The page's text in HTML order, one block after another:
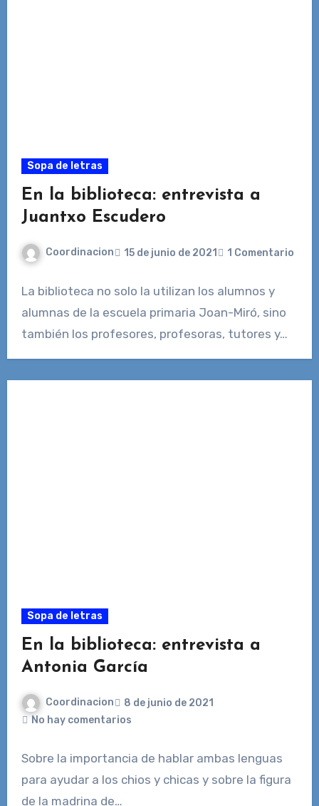
Sopa de letras
En la biblioteca: entrevista a
Juantxo Escudero
Coordinacion 15 de junio de 2021 1 Comentario
La biblioteca no solo la utilizan los alumnos y
alumnas de la escuela primaria Joan-Miró, sino
también los profesores, profesoras, tutores y…
Sopa de letras
En la biblioteca: entrevista a
Antonia García
Coordinacion
8 de junio de 2021
No hay comentarios
Sobre la importancia de hablar ambas lenguas
para ayudar a los chios y chicas y sobre la figura
de la madrina de…